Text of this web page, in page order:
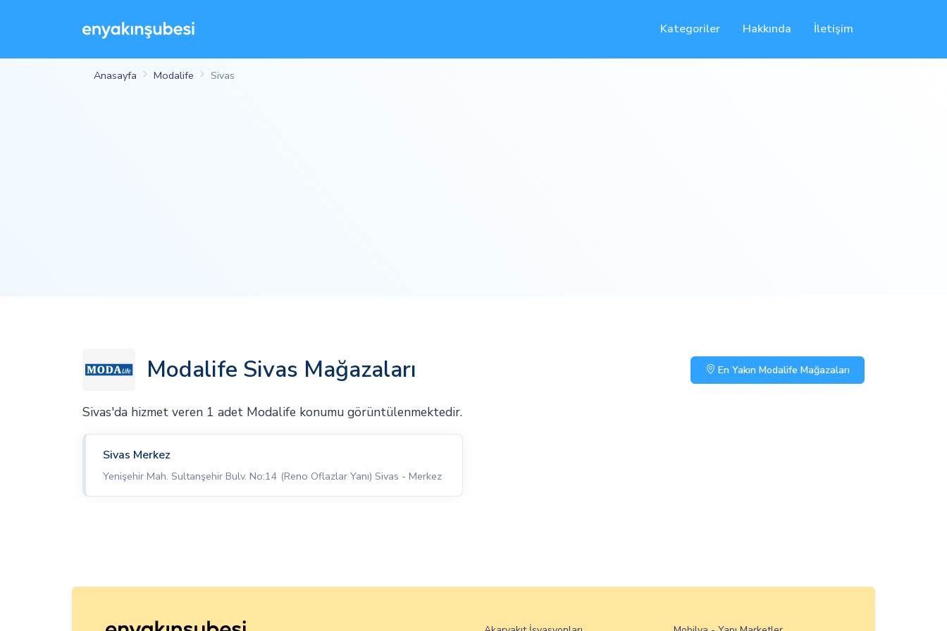
Kategoriler Hakkında İletişim
Anasayfa Modalife Sivas
Modalife Sivas Mağazaları En Yakın Modalife Mağazaları
Sivas'da hizmet veren 1 adet Modalife konumu görüntülenmektedir.
Sivas Merkez
Yenişehir Mah. Sultanşehir Bulv. No:14 (Reno Oflazlar Yanı) Sivas - Merkez